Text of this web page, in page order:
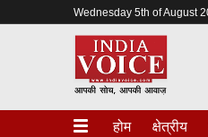
Wednesday 5th of August
होम क्षेत्रीय